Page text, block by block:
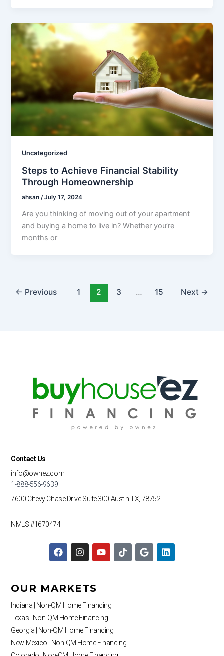
Uncategorized
Steps to Achieve Financial Stability
Through Homeownership
ahsan/July 17, 2024
Are you thinking of moving out of your apartment
and buying a home to live in? Whether you’re
months or
← Previous 1 2 3 … 15 Next →
Contact Us
info@ownez.com
1-888-556-9639
7600 Chevy Chase DriveSuite 300 Austin TX, 78752
NMLS #1670474
F
a
b
o
o
k
I
n
a
g
r
a
m
Y
o
e
T
i
G
o
L
i
OUR MARKETS
Indiana | Non-QM Home Financing
Texas | Non-QM Home Financing
Georgia | Non-QM Home Financing
New Mexico | Non-QM Home Financing